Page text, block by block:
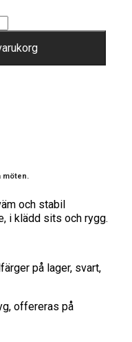
möten.
och stabil
i klädd sits och rygg.
på lager, svart,
offereras på